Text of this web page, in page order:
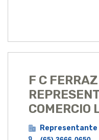
F C FERRAZ
COMERCIO
Representante